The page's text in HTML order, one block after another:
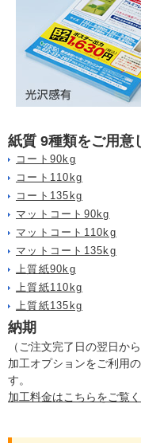
紙質 9種類をご用意
コート90kg
コート110kg
コート135kg
マットコート90kg
マットコート110kg
マットコート135kg
上質紙90kg
上質紙110kg
上質紙135kg
納期
（ご注文完了日の翌日か
加工オプションをご利用
す。
加工料金はこちらをご覧く